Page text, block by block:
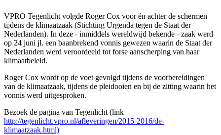
VPRO Tegenlicht volgde Roger Cox voor én achter de schermen
tijdens de klimaatzaak (Stichting Urgenda tegen de Staat der
Nederlanden). In deze - inmiddels wereldwijd bekende - zaak werd
op 24 juni jl. een baanbrekend vonnis gewezen waarin de Staat der
Nederlanden werd veroordeeld tot forse aanscherping van haar
klimaatbeleid.
Roger Cox wordt op de voet gevolgd tijdens de voorbereidingen
van de klimaatzaak, tijdens de pleidooien en bij de zitting waarin het
vonnis werd uitgesproken.
Bezoek de pagina van Tegenlicht (link
http://tegenlicht.vpro.nl/afleveringen/2015-2016/de-
klimaatzaak.html)